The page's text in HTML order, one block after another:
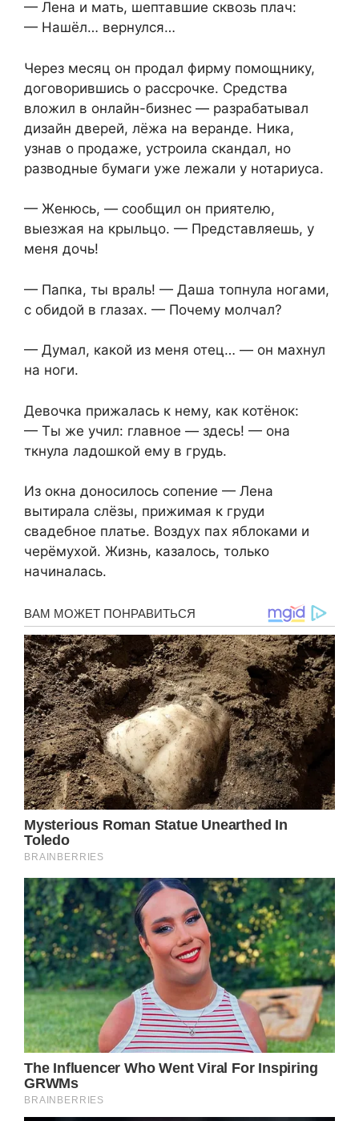
— Лена и мать, шептавшие сквозь плач:
— Нашёл… вернулся…
Через месяц он продал фирму помощнику,
договорившись о рассрочке. Средства
вложил в онлайн-бизнес — разрабатывал
дизайн дверей, лёжа на веранде. Ника,
узнав о продаже, устроила скандал, но
разводные бумаги уже лежали у нотариуса.
— Женюсь, — сообщил он приятелю,
выезжая на крыльцо. — Представляешь, у
меня дочь!
— Папка, ты враль! — Даша топнула ногами,
с обидой в глазах. — Почему молчал?
— Думал, какой из меня отец… — он махнул
на ноги.
Девочка прижалась к нему, как котёнок:
— Ты же учил: главное — здесь! — она
ткнула ладошкой ему в грудь.
Из окна доносилось сопение — Лена
вытирала слёзы, прижимая к груди
свадебное платье. Воздух пах яблоками и
черёмухой. Жизнь, казалось, только
начиналась.